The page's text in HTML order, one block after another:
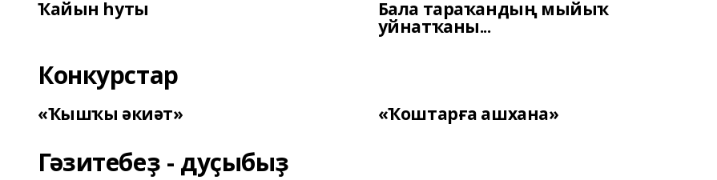
Ҡайын һуты Бала тараҡандың мыйыҡ
уйнатҡаны...
Конкурстар
«Ҡышҡы әкиәт» «Ҡоштарға ашхана»
Гәзитебеҙ - дуҫыбыҙ